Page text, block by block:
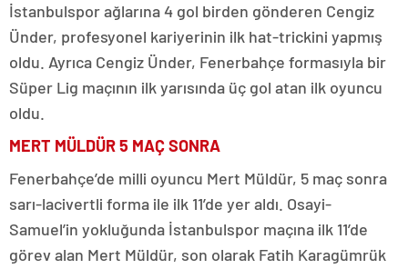
İstanbulspor ağlarına 4 gol birden gönderen Cengiz
Ünder, profesyonel kariyerinin ilk hat-trickini yapmış
oldu. Ayrıca Cengiz Ünder, Fenerbahçe formasıyla bir
Süper Lig maçının ilk yarısında üç gol atan ilk oyuncu
oldu.
MERT MÜLDÜR 5 MAÇ SONRA
Fenerbahçe’de milli oyuncu Mert Müldür, 5 maç sonra
sarı-lacivertli forma ile ilk 11’de yer aldı. Osayi-
Samuel’in yokluğunda İstanbulspor maçına ilk 11’de
görev alan Mert Müldür, son olarak Fatih Karagümrük